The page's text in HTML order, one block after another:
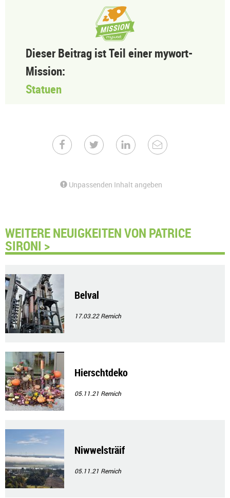
Dieser Beitrag ist Teil einer mywort-
Mission:
Statuen
Unpassenden Inhalt angeben
WEITERE NEUIGKEITEN VON PATRICE
SIRONI >
Belval
17.03.22Remich
Hierschtdeko
05.11.21 Remich
Niwwelsträif
05.11.21 Remich